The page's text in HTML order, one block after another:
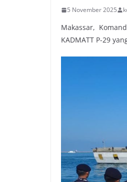
5 November 2025
Makassar,
KADMATT P-29